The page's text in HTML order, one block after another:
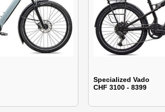
Specialized Vado
CHF 3100 - 8399